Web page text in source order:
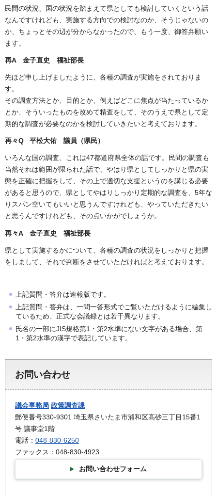
民間の状況、国の状況を踏まえて県としても検討していくという話
なんですけれども、実施する方向での検討なのか、そうじゃないの
か、ちょっとその辺が分からなかったので、もう一度、御答弁願い
ます。
再A 金子直史 福祉部長
先ほど申し上げましたように、各種の調査が実施をされておりま
す。
その調査方法とか、目的とか、例えばどこに焦点が当たっているか
とか、そういったものを改めて精査をして、そのうえで県として定
期的な調査が必要なのかを検討していきたいと考えております。
再々Q 平松大佑 議員（県民）
いろんな国の調査、これは47都道府県全体の話です。民間の調査も
当然それは範囲が限られた話で、やはり県としてしっかりと県の実
態を正確に把握をして、その上で適切な支援というのを講じる必要
があると思うので、県としてやはりしっかり定期的な調査を、5年な
りスパン空いてもいいと思うんですけれども、やっていただきたい
と思うんですけれども、その点いかがでしょうか。
再々A 金子直史 福祉部長
県として実施するかについて、各種の調査の状況をしっかりと把握
をしまして、それで判断をさせていただければと考えております。
上記質問・答弁は速報版です。
上記質問・答弁は、一問一答形式でご覧いただけるように編集し
ているため、正式な会議録とは若干異なります。
氏名の一部にJIS規格第1・第2水準にない文字がある場合、第
1・第2水準の漢字で表記しています。
お問い合わせ
議会事務局 政策調査課
郵便番号330-9301 埼玉県さいたま市浦和区高砂三丁目15番1
号 議事堂1階
電話： 048-830-6250
ファックス：048-830-4923
お問い合わせフォーム